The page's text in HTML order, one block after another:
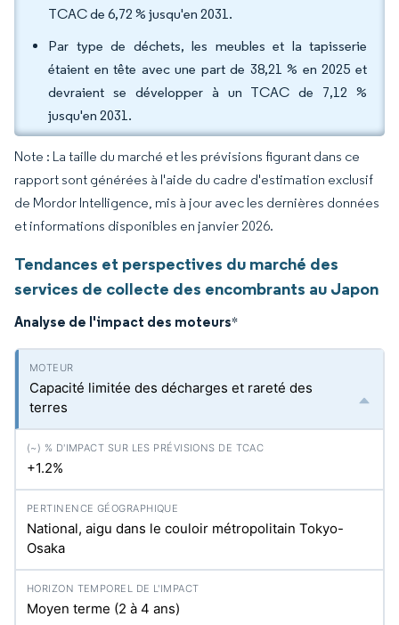
TCAC de 6,72 % jusqu'en 2031.
Par type de déchets, les meubles et la tapisserie
étaient en tête avec une part de 38,21 % en 2025 et
devraient se développer à un TCAC de 7,12 %
jusqu'en 2031.
Note : La taille du marché et les prévisions figurant dans ce
rapport sont générées à l'aide du cadre d'estimation exclusif
de Mordor Intelligence, mis à jour avec les dernières données
et informations disponibles en janvier 2026.
Tendances et perspectives du marché des
services de collecte des encombrants au Japon
Analyse de l'impact des moteurs*
Capacité limitée des décharges et rareté des
terres
+1.2%
National, aigu dans le couloir métropolitain Tokyo-
Osaka
Moyen terme (2 à 4 ans)